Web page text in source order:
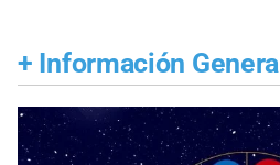
+ Información General